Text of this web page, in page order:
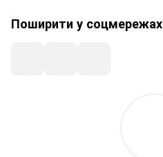
Поширити у соцмережах